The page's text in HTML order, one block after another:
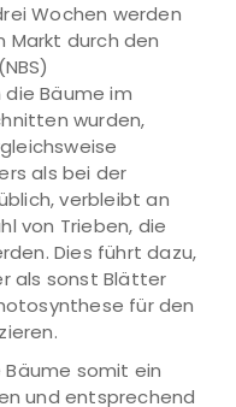
Wochen werden
Markt durch den
Bäume im
wurden,
als bei der
verbleibt an
von Trieben, die
Dies führt dazu,
als sonst Blätter
für den
Bäume somit ein
und entsprechend